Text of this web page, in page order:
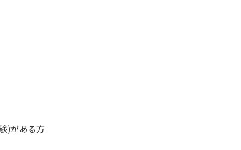
)がある方